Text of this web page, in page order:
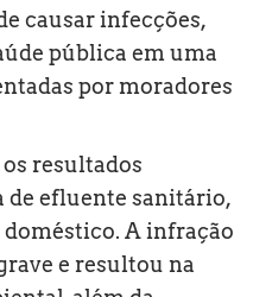
causar infecções,
pública em uma
por moradores
resultados
de efluente sanitário,
A infração
e resultou na